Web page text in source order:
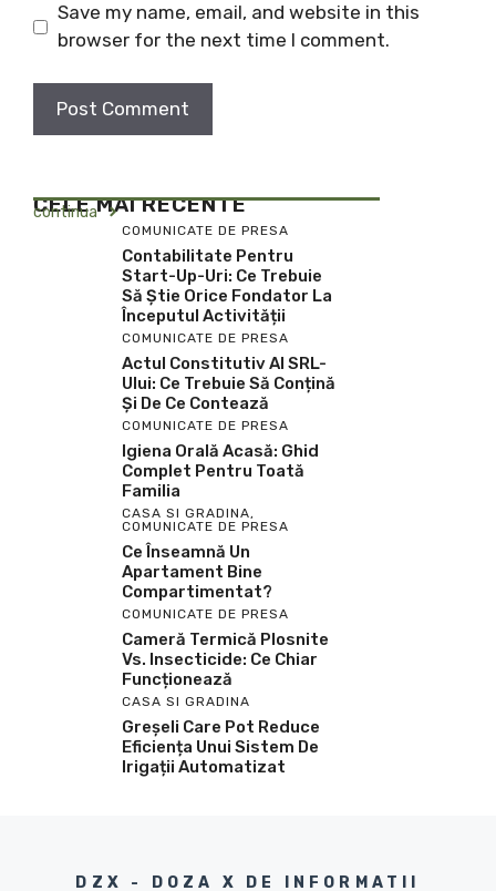
Save my name, email, and website in this
browser for the next time I comment.
CELE MAI RECENTE
continua
COMUNICATE DE PRESA
Contabilitate Pentru
Start-Up-Uri: Ce Trebuie
Să Știe Orice Fondator La
Începutul Activității
COMUNICATE DE PRESA
Actul Constitutiv Al SRL-
Ului: Ce Trebuie Să Conțină
Și De Ce Contează
COMUNICATE DE PRESA
Igiena Orală Acasă: Ghid
Complet Pentru Toată
Familia
CASA SI GRADINA,
COMUNICATE DE PRESA
Ce Înseamnă Un
Apartament Bine
Compartimentat?
COMUNICATE DE PRESA
Cameră Termică Plosnite
Vs. Insecticide: Ce Chiar
Funcționează
CASA SI GRADINA
Greșeli Care Pot Reduce
Eficiența Unui Sistem De
Irigații Automatizat
DZX - DOZA X DE INFORMATII